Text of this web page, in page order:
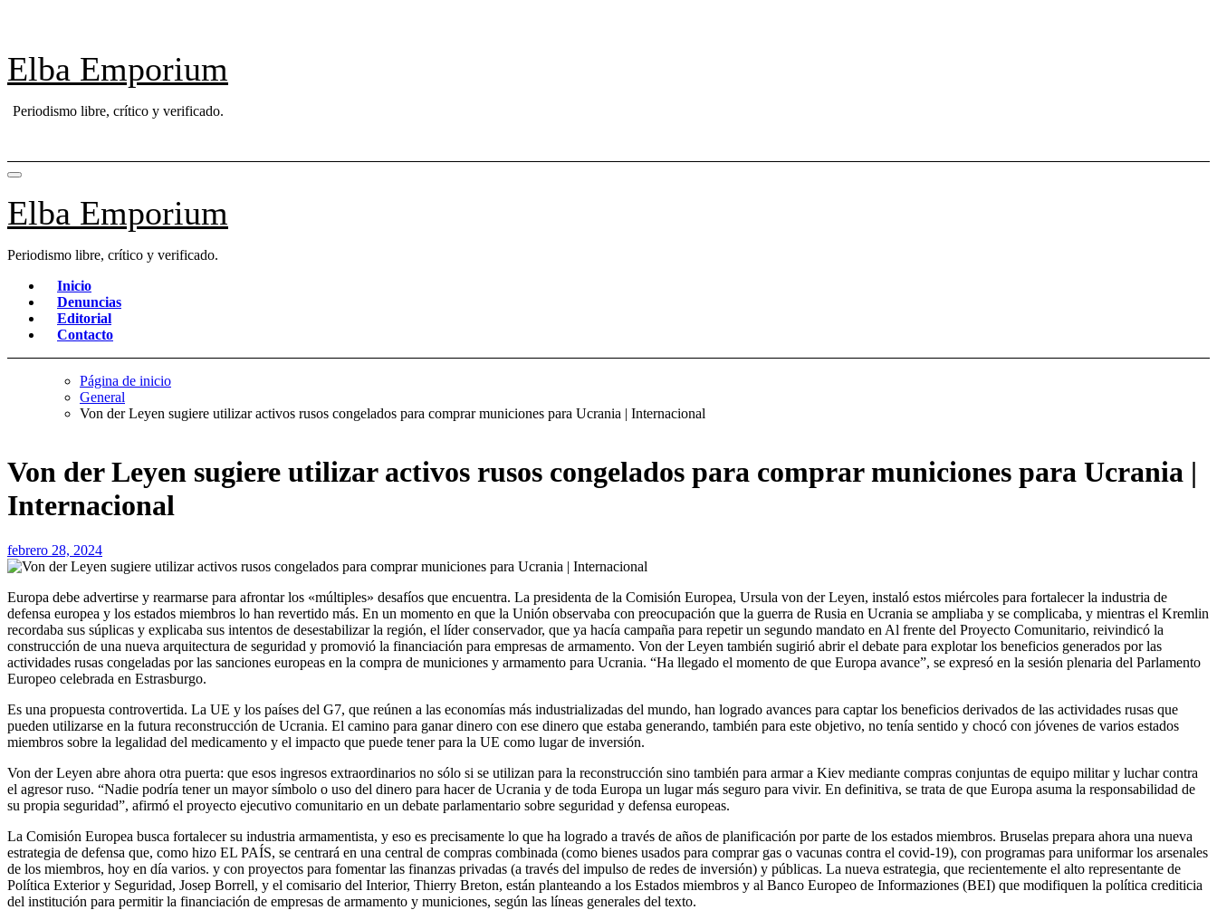
Elba Emporium
Periodismo libre, crítico y verificado.
Elba Emporium
Periodismo libre, crítico y verificado.
Inicio
Denuncias
Editorial
Contacto
Página de inicio
General
Von der Leyen sugiere utilizar activos rusos congelados para comprar municiones para Ucrania | Internacional
Von der Leyen sugiere utilizar activos rusos congelados para comprar municiones para Ucrania |
Internacional
febrero 28, 2024
Europa debe advertirse y rearmarse para afrontar los «múltiples» desafíos que encuentra. La presidenta de la Comisión Europea, Ursula von der Leyen, instaló estos miércoles para fortalecer la industria de
defensa europea y los estados miembros lo han revertido más. En un momento en que la Unión observaba con preocupación que la guerra de Rusia en Ucrania se ampliaba y se complicaba, y mientras el Kremlin
recordaba sus súplicas y explicaba sus intentos de desestabilizar la región, el líder conservador, que ya hacía campaña para repetir un segundo mandato en Al frente del Proyecto Comunitario, reivindicó la
construcción de una nueva arquitectura de seguridad y promovió la financiación para empresas de armamento. Von der Leyen también sugirió abrir el debate para explotar los beneficios generados por las
actividades rusas congeladas por las sanciones europeas en la compra de municiones y armamento para Ucrania. “Ha llegado el momento de que Europa avance”, se expresó en la sesión plenaria del Parlamento
Europeo celebrada en Estrasburgo.
Es una propuesta controvertida. La UE y los países del G7, que reúnen a las economías más industrializadas del mundo, han logrado avances para captar los beneficios derivados de las actividades rusas que
pueden utilizarse en la futura reconstrucción de Ucrania. El camino para ganar dinero con ese dinero que estaba generando, también para este objetivo, no tenía sentido y chocó con jóvenes de varios estados
miembros sobre la legalidad del medicamento y el impacto que puede tener para la UE como lugar de inversión.
Von der Leyen abre ahora otra puerta: que esos ingresos extraordinarios no sólo si se utilizan para la reconstrucción sino también para armar a Kiev mediante compras conjuntas de equipo militar y luchar contra
el agresor ruso. “Nadie podría tener un mayor símbolo o uso del dinero para hacer de Ucrania y de toda Europa un lugar más seguro para vivir. En definitiva, se trata de que Europa asuma la responsabilidad de
su propia seguridad”, afirmó el proyecto ejecutivo comunitario en un debate parlamentario sobre seguridad y defensa europeas.
La Comisión Europea busca fortalecer su industria armamentista, y eso es precisamente lo que ha logrado a través de años de planificación por parte de los estados miembros. Bruselas prepara ahora una nueva
estrategia de defensa que, como hizo EL PAÍS, se centrará en una central de compras combinada (como bienes usados ​​para comprar gas o vacunas contra el covid-19), con programas para uniformar los arsenales
de los miembros, hoy en día varios. y con proyectos para fomentar las finanzas privadas (a través del impulso de redes de inversión) y públicas. La nueva estrategia, que recientemente el alto representante de
Política Exterior y Seguridad, Josep Borrell, y el comisario del Interior, Thierry Breton, están planteando a los Estados miembros y al Banco Europeo de Informaziones (BEI) que modifiquen la política crediticia
del institución para permitir la financiación de empresas de armamento y municiones, según las líneas generales del texto.